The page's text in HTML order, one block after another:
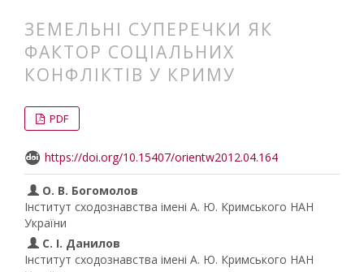
ЗЕМЕЛЬНІ СУПЕРЕЧКИ ЯК
ФАКТОР СОЦІАЛЬНИХ
КОНФЛІКТІВ У КРИМУ
PDF
https://doi.org/10.15407/orientw2012.04.164
О. В. Богомолов
Інститут сходознавства імені А. Ю. Кримського НАН
України
С. І. Данилов
Інститут сходознавства імені А. Ю. Кримського НАН